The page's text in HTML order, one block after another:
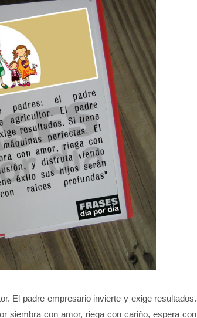
El padre empresario invierte y exige resultados.
siembra con amor, riega con cariño, espera con